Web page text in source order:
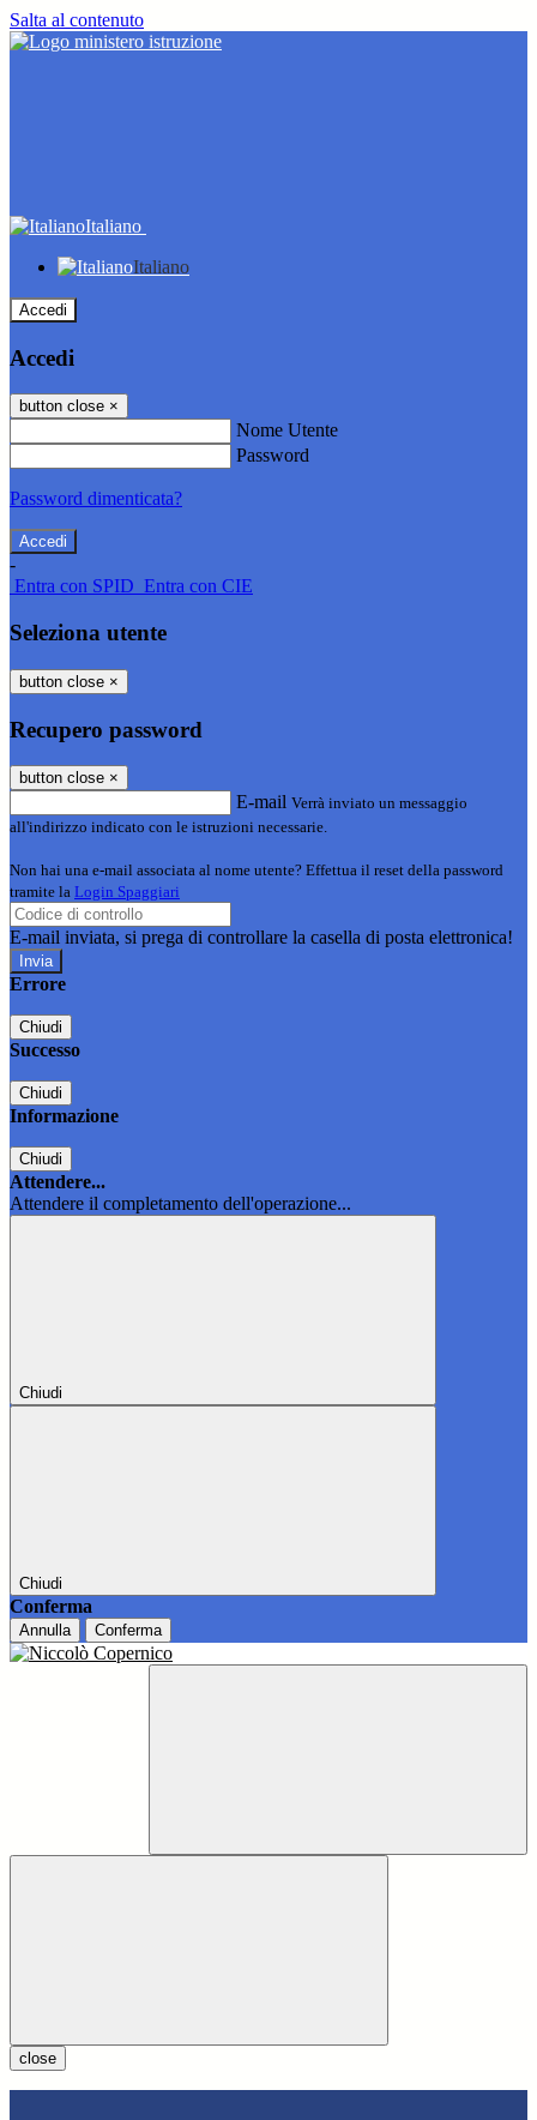
Salta al contenuto
Italiano
Italiano
Accedi
Accedi
button close ×
Nome Utente
Password
Password dimenticata?
-
Entra con SPID Entra con CIE
Seleziona utente
button close ×
Recupero password
button close ×
E-mail Verrà inviato un messaggio
all'indirizzo indicato con le istruzioni necessarie.
Non hai una e-mail associata al nome utente? Effettua il reset della password
tramite la Login Spaggiari
E-mail inviata, si prega di controllare la casella di posta elettronica!
Errore
Chiudi
Successo
Chiudi
Informazione
Chiudi
Attendere...
Attendere il completamento dell'operazione...
Chiudi
Chiudi
Conferma
Annulla Conferma
close